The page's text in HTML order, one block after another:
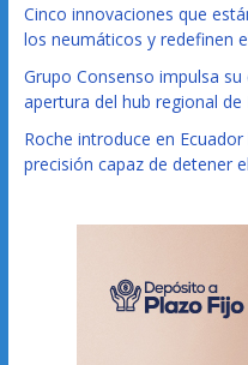
Cinco innovaciones que
los neumáticos y redefinen
Grupo Consenso impulsa
apertura del hub regional
Roche introduce en
precisión capaz de detener